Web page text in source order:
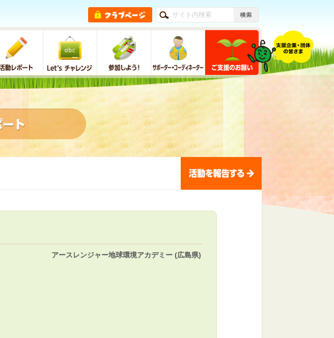
アースレンジャー地球環境アカデミー (広島県)